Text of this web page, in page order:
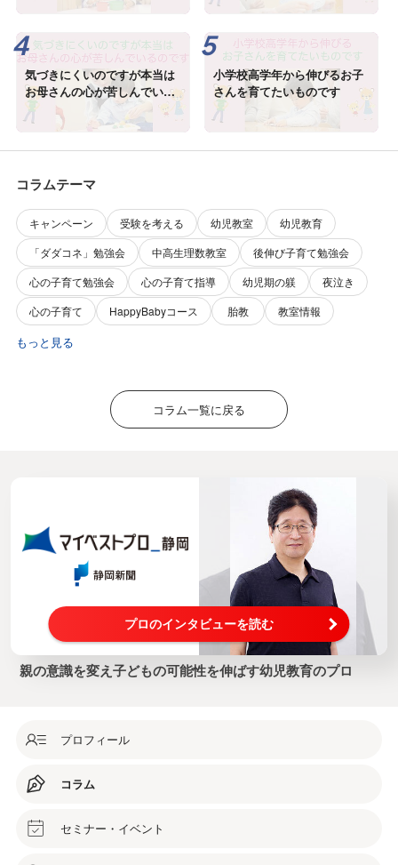
気づきにくいのですが本当は
お母さんの心が苦しんでいる
のです
小学校高学年から伸びるお子
さんを育てたいものです
コラムテーマ
キャンペーン 受験を考える 幼児教室
幼児教育
「ダダコネ」勉強会
中高生理数教室
後伸び子育て勉強会
心の子育て勉強会
心の子育て指導 幼児期の躾
夜泣き
心の子育て
HappyBabyコース 胎教 教室情報
もっと見る
コラム一覧に戻る
プロのインタビューを読む
親の意識を変え子どもの可能性を伸ばす幼児教育のプロ
プロフィール
コラム
セミナー・イベント